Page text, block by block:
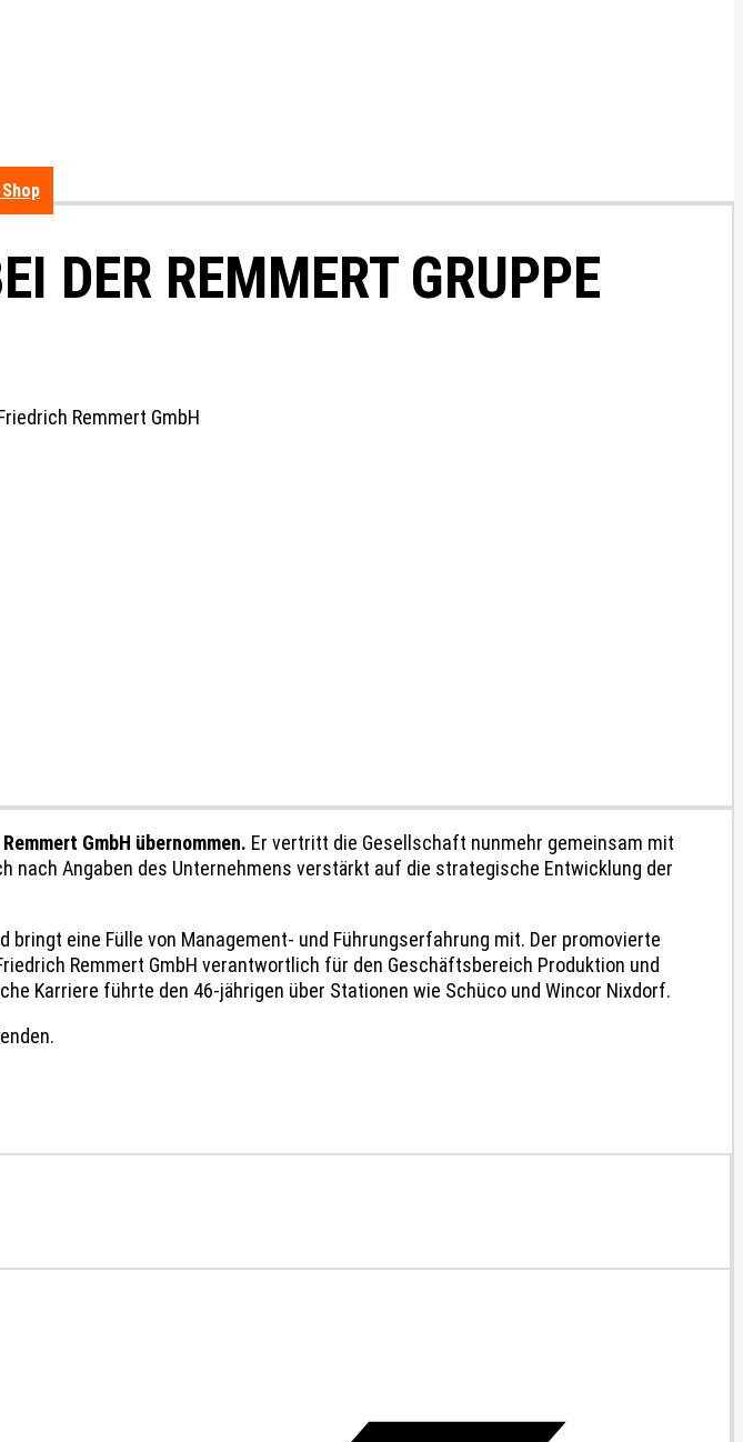
DER REMMERT GRUPPE
GmbH übernommen. Er vertritt die Gesellschaft nunmehr gemeinsam mit
Angaben des Unternehmens verstärkt auf die strategische Entwicklung der
eine Fülle von Management- und Führungserfahrung mit. Der promovierte
Remmert GmbH verantwortlich für den Geschäftsbereich Produktion und
Karriere führte den 46-jährigen über Stationen wie Schüco und Wincor Nixdorf.